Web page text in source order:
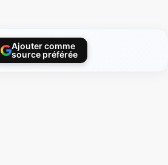
Ajouter comme
source préférée